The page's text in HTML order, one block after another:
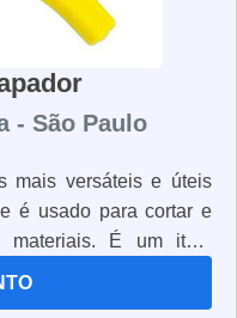
- São Paulo
mais versáteis e úteis
é usado para cortar e
É um item
pois permite que você
rapidez e precisão. O